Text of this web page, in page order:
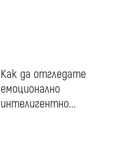
Как да отгледате
емоционално
интелигентно...